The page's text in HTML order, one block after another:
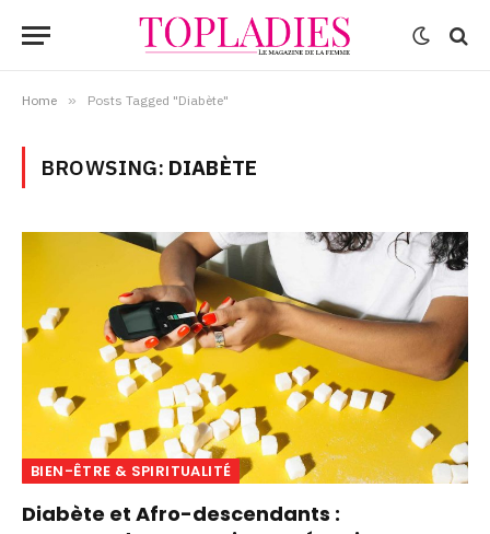
Home » Posts Tagged "Diabète"
BROWSING: DIABÈTE
BIEN-ÊTRE & SPIRITUALITÉ
Diabète et Afro-descendants :